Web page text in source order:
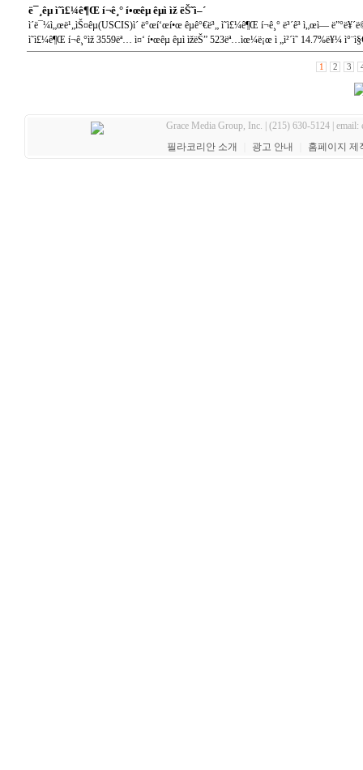
ë¯¸êµ­ ì˜ì£¼ê¶Œ í¬ê¸° í•œêµ­ êµ­ì ìž ëŠ˜ì–´
ì´ë¯¼ì„œë¹„ìŠ¤êµ­(USCIS)ì´ ë°œí‘œí•œ êµ­ê°€ë³„ ì˜ì£¼ê¶Œ í¬ê¸° ë³´ê³ ì„œì—
ì˜ì£¼ê¶Œ í¬ê¸°ìž 3559ëª… ì¤‘ í•œêµ­ êµ­ì ìžëŠ” 523ëª…ìœ¼ë¡œ ì „ì²´ì˜ 14.7%ë¥¼
1 2 3
Grace Media Group, Inc. | (215) 630-5124 | email:
필라코리안 소개
광고 안내 홈페이지 제